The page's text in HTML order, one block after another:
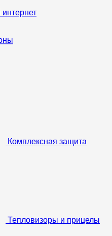
Комплексная защита
Тепловизоры и прицелы